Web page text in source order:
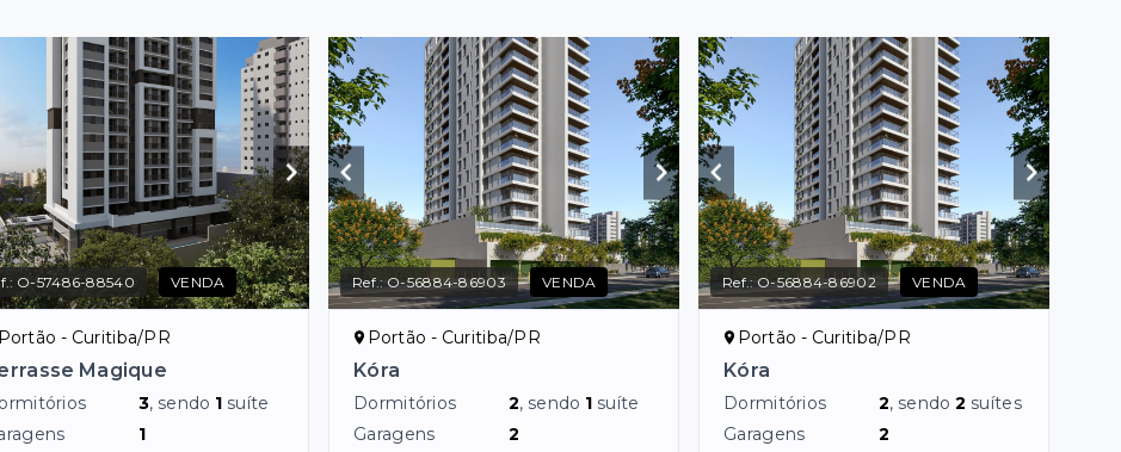
O-57486-88540 VENDA
Portão - Curitiba/PR
Magique
3, sendo 1 suíte
1
Ref.: O-56884-86903 VENDA
Portão - Curitiba/PR
Kóra
Dormitórios 2, sendo 1 suíte
Garagens
2
Ref.: O-56884-86902 VENDA
Portão - Curitiba/PR
Kóra
Dormitórios 2, sendo2 suítes
Garagens
2